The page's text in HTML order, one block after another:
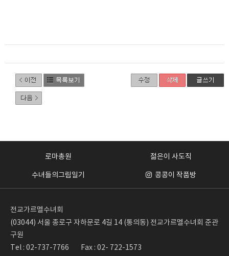
로마총원 젊은이 사도직
수녀들의그림일기 콩콩이 작품방
전교가르멜수녀회
(03044) 서울 종로구 자하문로 4길 14 (통의동) 전교가르멜수녀회 준관
구원
Tel : 02-737-7766
Fax : 02- 722-1573